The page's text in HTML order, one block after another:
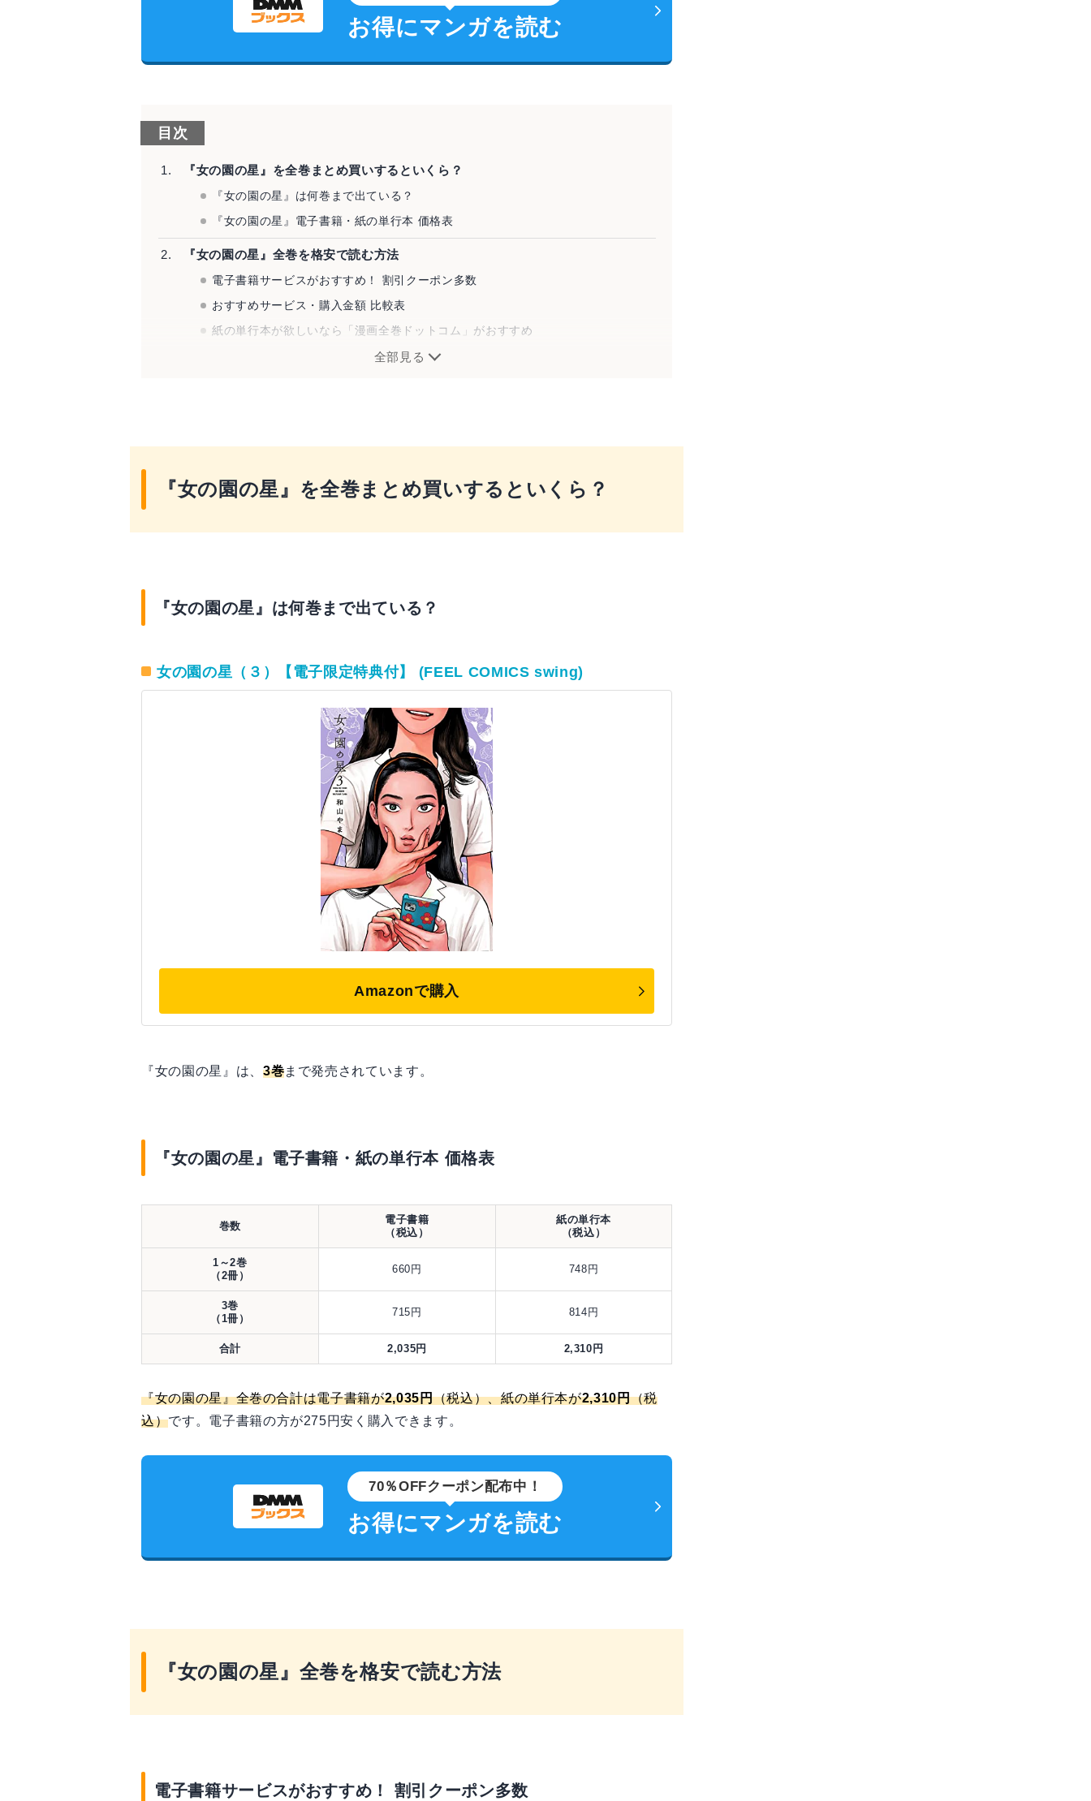
お得にマンガを読む
目次
『女の園の星』を全巻まとめ買いするといくら？
『女の園の星』は何巻まで出ている？
『女の園の星』電子書籍・紙の単行本 価格表
『女の園の星』全巻を格安で読む方法
電子書籍サービスがおすすめ！ 割引クーポン多数
おすすめサービス・購入金額 比較表
紙の単行本が欲しいなら「漫画全巻ドットコム」がおすすめ
購入ではなくレンタルという手も全部見る
『女の園の星』を全巻まとめ買いするといくら？
『女の園の星』は何巻まで出ている？
女の園の星（３）【電子限定特典付】 (FEEL COMICS swing)
Amazonで購入
『女の園の星』は、 3巻まで発売されています。
『女の園の星』電子書籍・紙の単行本 価格表
巻数
電子書籍
（税込）
紙の単行本
（税込）
1～2巻
（2冊）
660円 748円
3巻
（1冊）
715円 814円
合計 2,035円 2,310円
『女の園の星』全巻の合計は電子書籍が2,035円（税込）、紙の単行本が2,310円（税
込）です。電子書籍の方が275円安く購入できます。
70％OFFクーポン配布中！
お得にマンガを読む
『女の園の星』全巻を格安で読む方法
電子書籍サービスがおすすめ！ 割引クーポン多数